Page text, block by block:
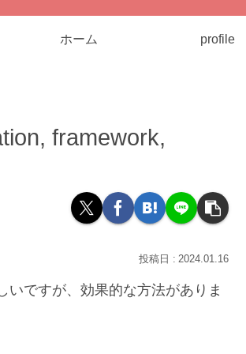
ホーム profile
framework,
2024.01.16
いですが、効果的な方法がありま